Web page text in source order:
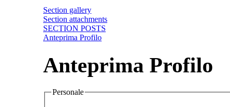
Section gallery
Section attachments
SECTION POSTS
Anteprima Profilo
Anteprima Profilo
Personale